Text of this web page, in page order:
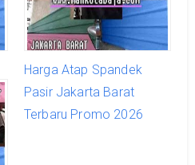
Harga Atap Spandek
Pasir Jakarta Barat
Terbaru Promo 2026